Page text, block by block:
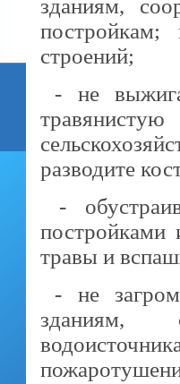
зданиям,
строений;
- не
разводите
-
постройками
травы и
- не
зданиям,